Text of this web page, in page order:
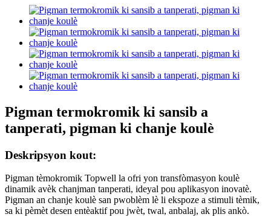
Pigman termokromik ki sansib a
tanperati, pigman ki chanje koulè
Deskripsyon kout:
Pigman tèmokromik Topwell la ofri yon transfòmasyon koulè
dinamik avèk chanjman tanperati, ideyal pou aplikasyon inovatè.
Pigman an chanje koulè san pwoblèm lè li ekspoze a stimuli tèmik,
sa ki pèmèt desen entèaktif pou jwèt, twal, anbalaj, ak plis ankò.